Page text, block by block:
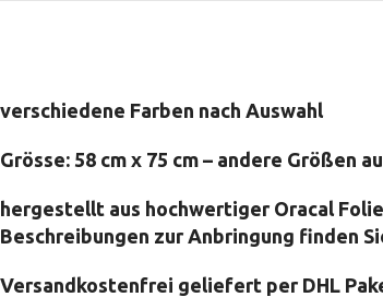
verschiedene Farben nach Auswahl
Grösse: 58 cm x 75 cm – andere Größen
hergestellt aus hochwertiger Oracal
Beschreibungen zur Anbringung finden
Versandkostenfrei geliefert per DHL